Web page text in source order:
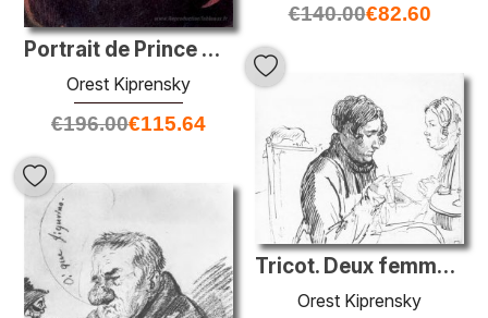
€140.00€82.60
Portrait de Prince Georgy Petrovich Oldenburgsky
Orest Kiprensky
€196.00€115.64
Tricot. Deux femmes à la table
Orest Kiprensky